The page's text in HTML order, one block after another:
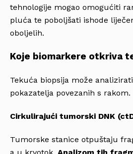
tehnologije mogao omogućiti
pluća te poboljšati ishode
oboljelih.
Koje biomarkere otkriva
Tekuća biopsija može
pokazatelja povezanih s rakom.
Cirkulirajući tumorski DNK
Tumorske stanice otpuštaju